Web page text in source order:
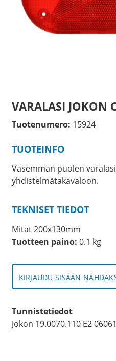
VARALASI JOKON
Tuotenumero: 15924
TUOTEINFO
Vasemman puolen
yhdistelmätakavaloon.
TEKNISET TIEDOT
Mitat 200x130mm
Tuotteen paino: 0.1 kg
KIRJAUDU SISÄÄN
Tunnistetiedot
Jokon 19.0070.110 E2 06061